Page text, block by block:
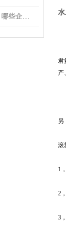
定制化植保机药箱采购指南：哪些企业支持按需开模、快速打样与批量交付？​
君
产
另
滚
1
2
3